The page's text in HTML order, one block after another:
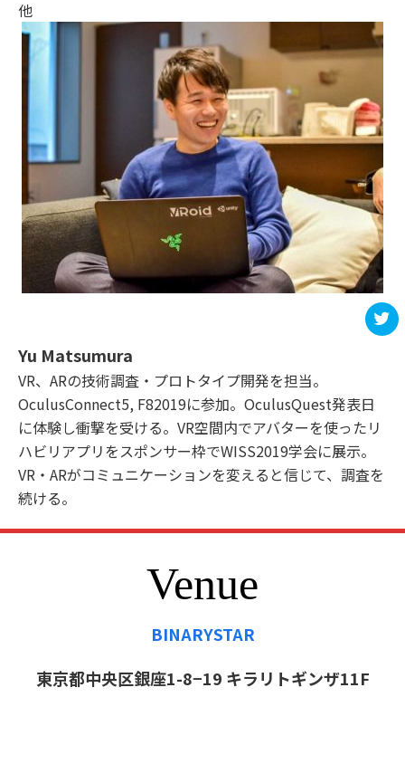
他
Yu Matsumura
VR、ARの技術調査・プロトタイプ開発を担当。
OculusConnect5, F82019に参加。OculusQuest発表日
に体験し衝撃を受ける。VR空間内でアバターを使ったリ
ハビリアプリをスポンサー枠でWISS2019学会に展示。
VR・ARがコミュニケーションを変えると信じて、調査を
続ける。
Venue
BINARYSTAR
東京都中央区銀座1-8−19 キラリトギンザ11F